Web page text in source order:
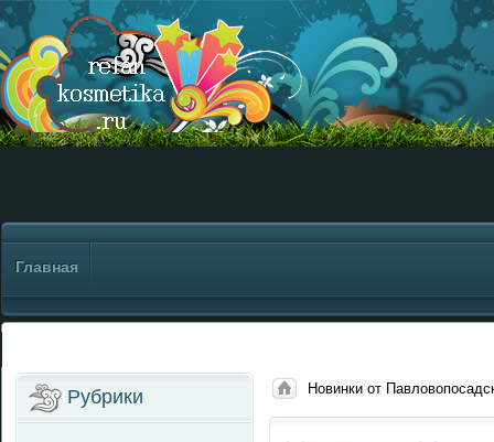
Главная
Новинки от
Рубрики